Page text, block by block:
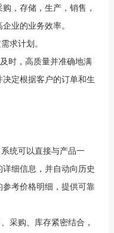
，存储，生产，销售，
业的业务效率。
求计划。
时，高质量并准确地满
定根据客户的订单和生
统可以直接与产品一
细信息，并自动向历史
考价格明细，提供可靠
采购、库存紧密结合，